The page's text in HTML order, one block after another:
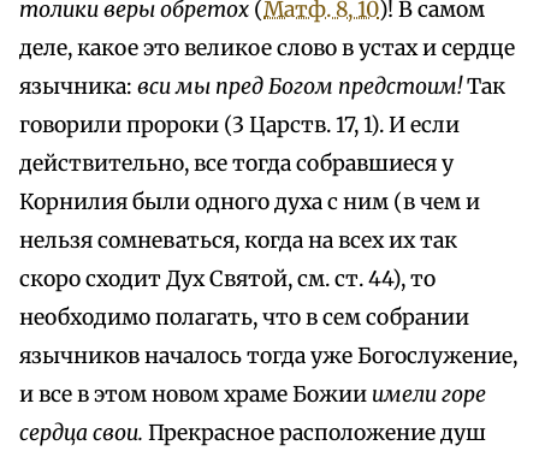
толики веры обретох (Матф. 8, 10)! В самом
деле, какое это великое слово в устах и сердце
язычника: вси мы пред Богом предстоим!Так
говорили пророки (3 Царств. 17, 1). И если
действительно, все тогда собравшиеся у
Корнилия были одного духа с ним (в чем и
нельзя сомневаться, когда на всех их так
скоро сходит Дух Святой, см. ст. 44), то
необходимо полагать, что в сем собрании
язычников началось тогда уже Богослужение,
и все в этом новом храме Божии имели горе
сердца свои. Прекрасное расположение душ